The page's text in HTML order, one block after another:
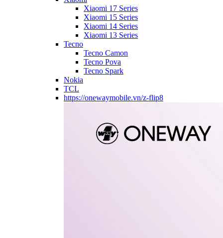
Xiaomi 17 Series
Xiaomi 15 Series
Xiaomi 14 Series
Xiaomi 13 Series
Tecno
Tecno Camon
Tecno Pova
Tecno Spark
Nokia
TCL
https://onewaymobile.vn/z-flip8